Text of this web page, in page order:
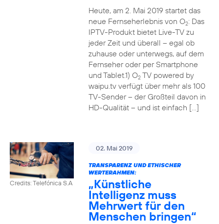
Heute, am 2. Mai 2019 startet das
neue Fernseherlebnis von O2: Das
IPTV-Produkt bietet Live-TV zu
jeder Zeit und überall – egal ob
zuhause oder unterwegs, auf dem
Fernseher oder per Smartphone
und Tablet.1) O2TV powered by
waipu.tv verfügt über mehr als 100
TV-Sender – der Großteil davon in
HD-Qualität – und ist einfach […]
Credits: Telefónica S.A
02. Mai 2019
TRANSPARENZ UND ETHISCHER
WERTERAHMEN:
„Künstliche
Intelligenz muss
Mehrwert für den
Menschen bringen“